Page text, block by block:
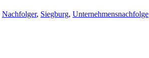
Nachfolger, Siegburg, Unternehmensnachfolge